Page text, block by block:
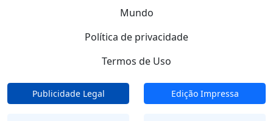
Mundo
Política de privacidade
Termos de Uso
Publicidade Legal Edição Impressa